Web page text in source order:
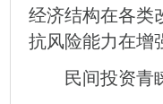
经济结构在各类
抗风险能力在增
民间投资青